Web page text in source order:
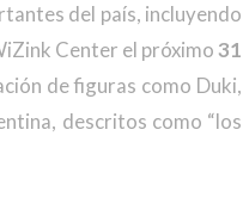
del país, incluyendo
Center el próximo 31
de figuras como Duki,
descritos como “los